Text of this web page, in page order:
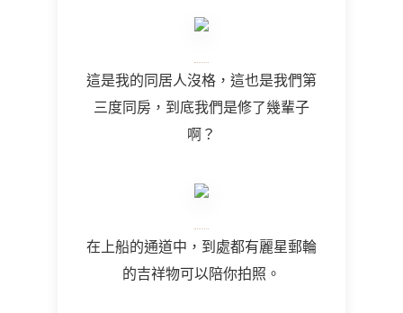
這是我的同居人沒格，這也是我們第
三度同房，到底我們是修了幾輩子
啊？
在上船的通道中，到處都有麗星郵輪
的吉祥物可以陪你拍照。